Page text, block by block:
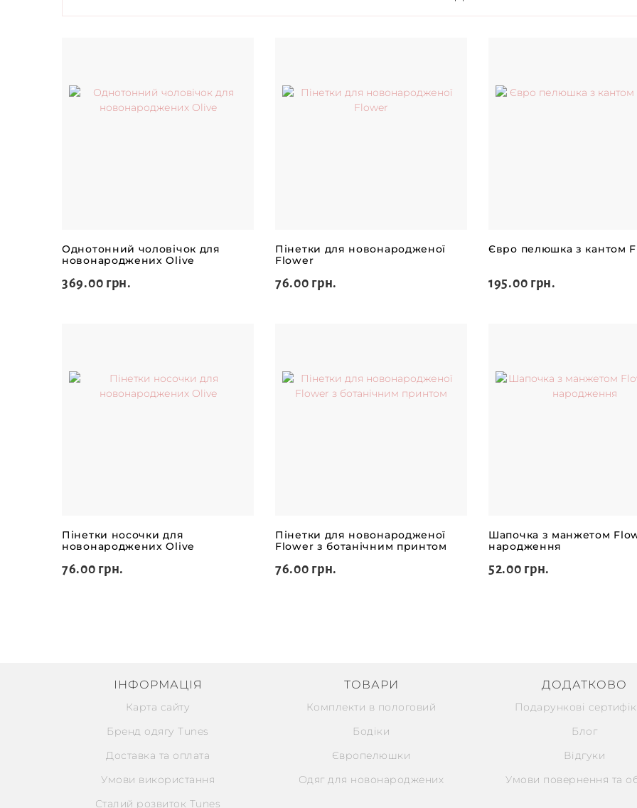
Однотонний чоловічок для
новонароджених Olive
369.00 грн.
Пінетки для новонародженої
Flower
76.00 грн.
Євро пелюшка з кантом
195.00 грн.
Пінетки носочки для
новонароджених Olive
76.00 грн.
Пінетки для новонародженої
Flower з ботанічним принтом
76.00 грн.
Шапочка з манжетом
народження
52.00 грн.
ІНФОРМАЦІЯ
Карта сайту
Бренд одягу Tunes
Доставка та оплата
Умови використання
Сталий розвиток Tunes
ТОВАРИ
Комплекти в пологовий
Бодіки
Європелюшки
Одяг для новонароджених
ДОДАТКОВО
Подарункові
Блог
Відгуки
Умови повернення та